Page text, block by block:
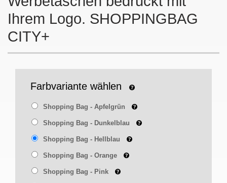
Ihrem Logo. SHOPPINGBAG
CITY+
Farbvariante wählen
Shopping Bag - Apfelgrün
Shopping Bag - Dunkelblau
Shopping Bag - Hellblau
Shopping Bag - Orange
Shopping Bag - Pink